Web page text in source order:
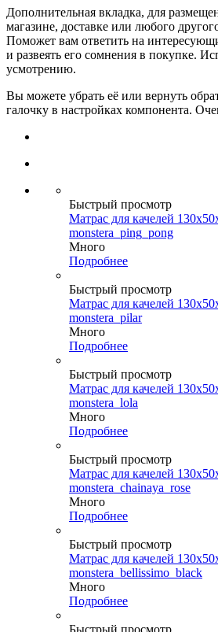
Дополнительная вкладка, для
магазине, доставке или любого
Поможет вам ответить на
и развеять его сомнения в покупке.
усмотрению.
Вы можете убрать её или вернуть
галочку в настройках компонента.
Быстрый просмотр
Матрас для качелей
monstera_ping_pong
Много
Подробнее
Быстрый просмотр
Матрас для качелей
monstera_pilar
Много
Подробнее
Быстрый просмотр
Матрас для качелей
monstera_lola
Много
Подробнее
Быстрый просмотр
Матрас для качелей
monstera_chainaya_rose
Много
Подробнее
Быстрый просмотр
Матрас для качелей
monstera_bellissimo_black
Много
Подробнее
Быстрый просмотр